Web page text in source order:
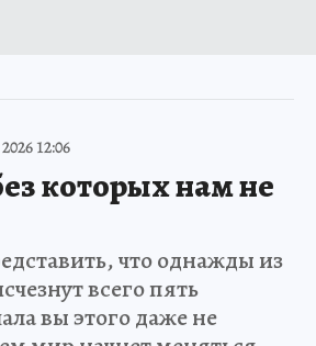
12:06
которых нам не
что однажды из
всего пять
вы этого даже не